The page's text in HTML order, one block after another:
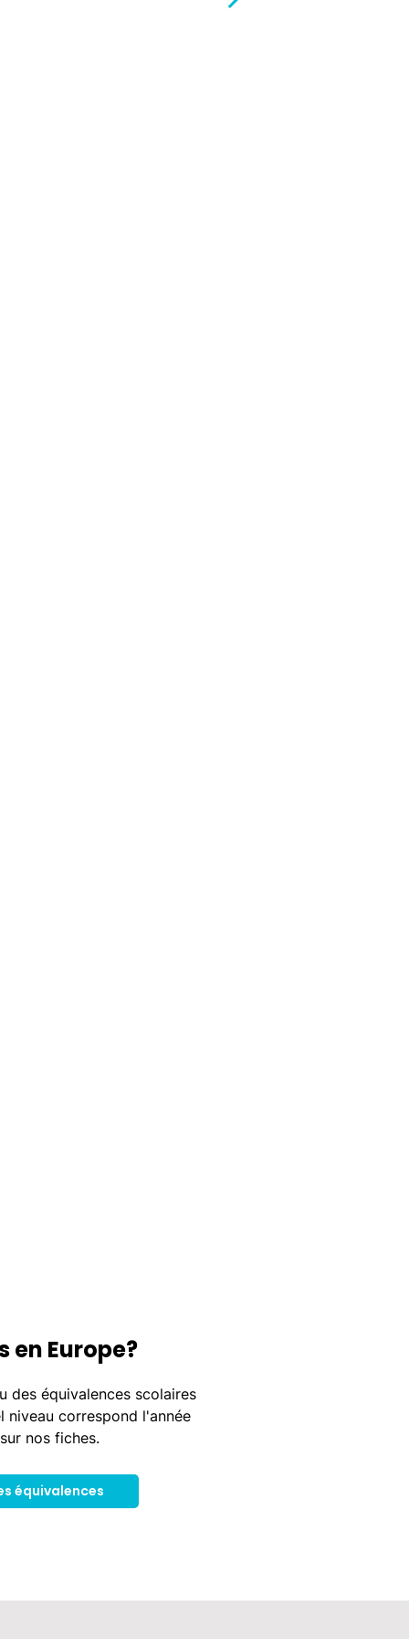
en Europe?
des équivalences scolaires
niveau correspond l'année
nos fiches.
équivalences